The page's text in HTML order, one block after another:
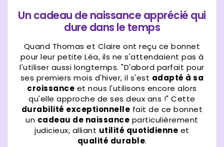
Un cadeau de naissance apprécié qui
dure dans le temps
Quand Thomas et Claire ont reçu ce bonnet
pour leur petite Léa, ils ne s'attendaient pas à
l'utiliser aussi longtemps. "D'abord parfait pour
ses premiers mois d'hiver, il s'est adapté à sa
croissance et nous l'utilisons encore alors
qu'elle approche de ses deux ans !" Cette
durabilité exceptionnelle fait de ce bonnet
un cadeau de naissance particulièrement
judicieux, alliant utilité quotidienne et
qualité durable.